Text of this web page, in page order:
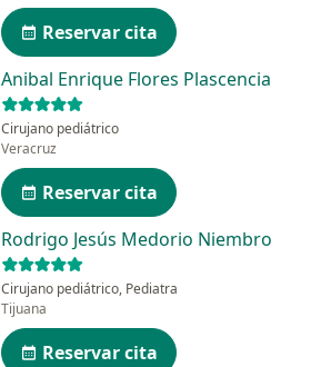
Reservar cita
Anibal Enrique Flores Plascencia
Cirujano pediátrico
Veracruz
Reservar cita
Rodrigo Jesús Medorio Niembro
Cirujano pediátrico, Pediatra
Tijuana
Reservar cita